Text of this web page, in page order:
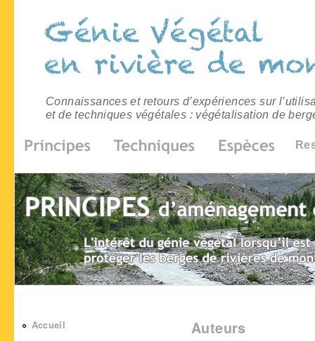
Connaissances et retours d’expériences sur
et de techniques végétales : végétalisation de
Vous êtes ici
Auteurs
Accueil